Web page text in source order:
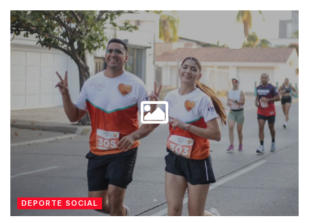
DEPORTE SOCIAL